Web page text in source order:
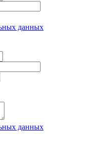
данных
данных